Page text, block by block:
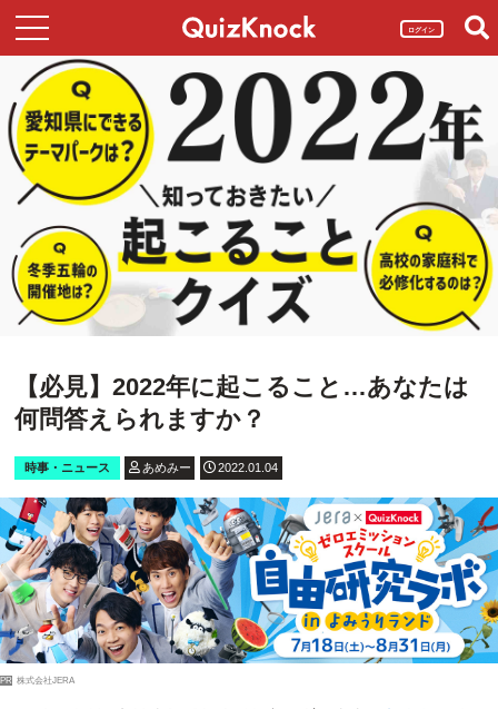
ログイン
【必見】2022年に起こること…あなたは
何問答えられますか？
時事・ニュース あめみー 2022.01.04
PR 株式会社JERA